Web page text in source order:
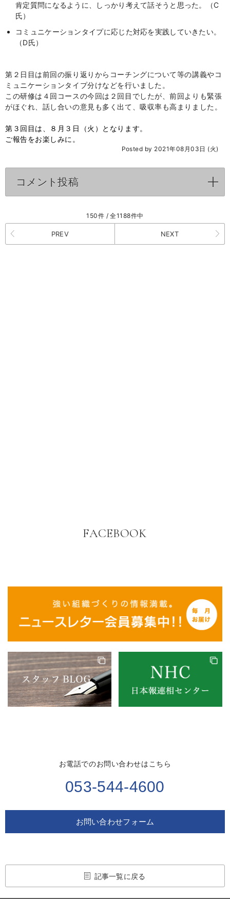
肯定質問になるように、しっかり考えて話そうと思った。（C
氏）
コミュニケーションタイプに応じた対応を実践していきたい。
（D氏）
第２日目は前回の振り返りからコーチングについて等の講義やコ
ミュニケーションタイプ分けなどを行いました。
この研修は４回コースの今回は２回目でしたが、前回よりも緊張
がほぐれ、話し合いの意見も多く出て、吸収率も高まりました。
第３回目は、８月３日（火）となります。
ご報告をお楽しみに。
Posted by 2021年08月03日 (火)
コメント投稿
150件 / 全1188件中
PREV NEXT
FACEBOOK
お電話でのお問い合わせはこちら
053-544-4600
お問い合わせフォーム
記事一覧に戻る